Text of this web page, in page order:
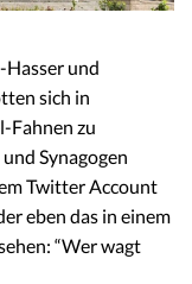
und
sich in
Fahnen zu
Synagogen
Twitter Account
eben das in einem
“Wer wagt